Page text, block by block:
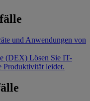
und Anwendungen von
(DEX) Lösen Sie IT-
Produktivität leidet.